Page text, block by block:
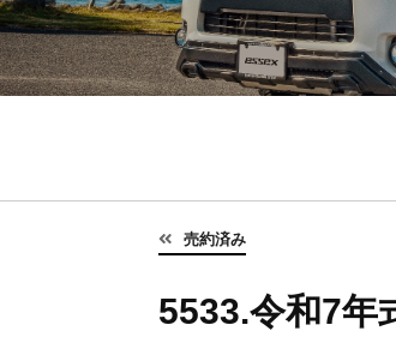
売約済み
5533.令和7年